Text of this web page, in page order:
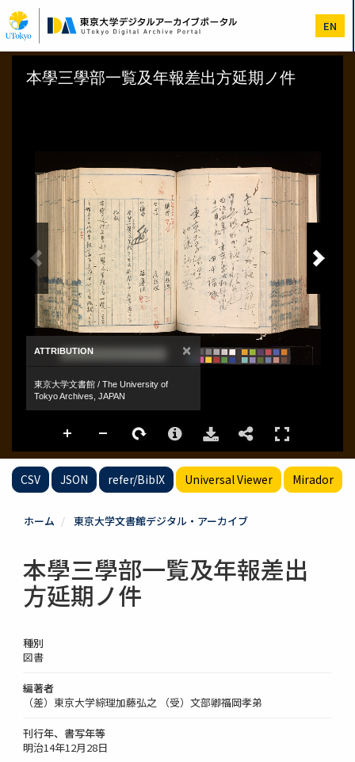
イ
ン
コ
EN
CSV JSON refer/BibIX Universal Viewer Mirador
ホーム 東京大学文書館デジタル・アーカイブ
本學三學部一覧及年報差出
方延期ノ件
種別
図書
編著者
（差）東京大学綜理加藤弘之 （受）文部卿福岡孝弟
刊行年、書写年等
明治14年12月28日